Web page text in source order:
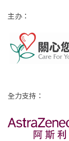
主办：
全力支持：